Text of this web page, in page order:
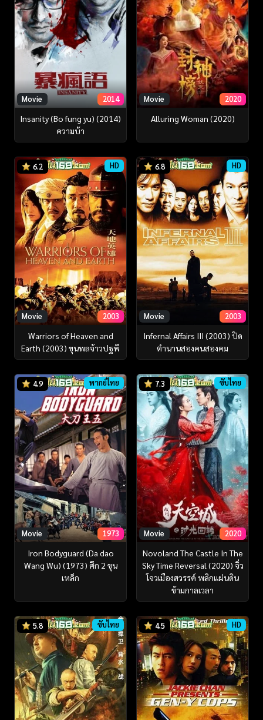
Movie 2014
Insanity (Bo fung yu) (2014)
ความบ้า
Movie 2020
Alluring Woman (2020)
6.2 HD
Movie 2003
Warriors of Heaven and
Earth (2003) ขุนพลจ้าวปฐพี
6.8 HD
Movie 2003
Infernal Affairs III (2003) ปิด
ตำนานสองคนสองคม
4.9 พากย์ไทย
Movie 1973
Iron Bodyguard (Da dao
Wang Wu) (1973) ศึก 2 ขุน
เหล็ก
7.3 ซับไทย
Movie 2020
Novoland The Castle In The
Sky Time Reversal (2020) จิ่ว
โจวเมือง​สวรรค์​ พลิกแผ่นดิน
ข้ามกาลเวลา
5.8 ซับไทย 4.5 HD